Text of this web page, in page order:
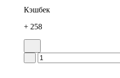
Кэшбек
+ 258